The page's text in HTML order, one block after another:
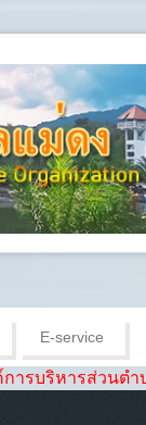
E-service
นตำบลแม่ดง “